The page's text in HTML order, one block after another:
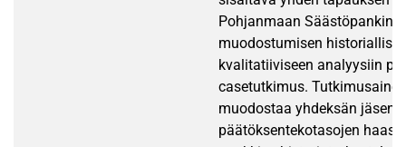
Pohjanmaan Säästöpankin
muodostumisen
kvalitatiiviseen analyysiin
casetutkimus.
muodostaa yhdeksän
päätöksentekotasojen